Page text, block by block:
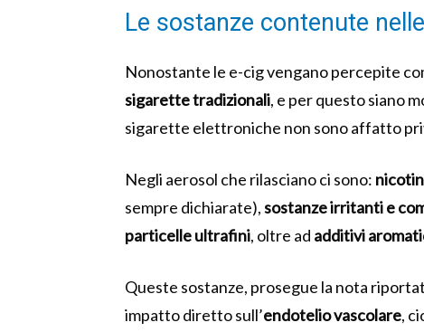
Le sostanze contenute
Nonostante le e-cig vengano percepite
sigarette tradizionali, e per questo siano
sigarette elettroniche non sono affatto
Negli aerosol che rilasciano ci sono:
sempre dichiarate),sostanze irritanti e
particelle ultrafini, oltre ad additivi
Queste sostanze, prosegue la nota
impatto diretto sull’endotelio vascolare,